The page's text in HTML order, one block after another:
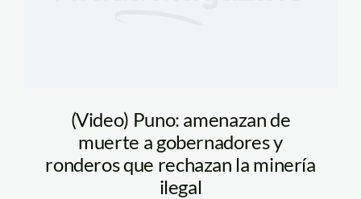
(Video) Puno: amenazan de
muerte a gobernadores y
ronderos que rechazan la minería
ilegal